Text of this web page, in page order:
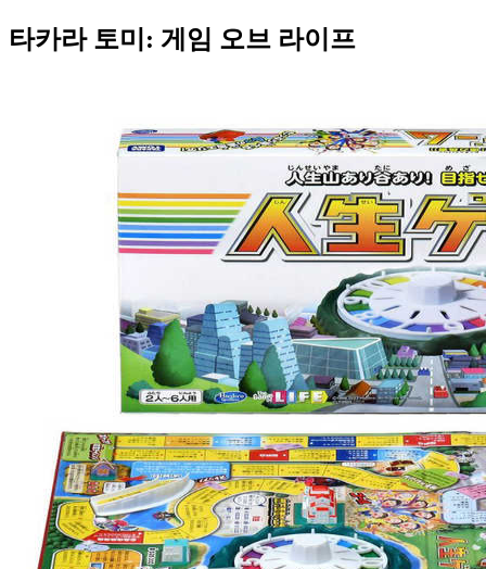
타카라 토미: 게임 오브 라이프